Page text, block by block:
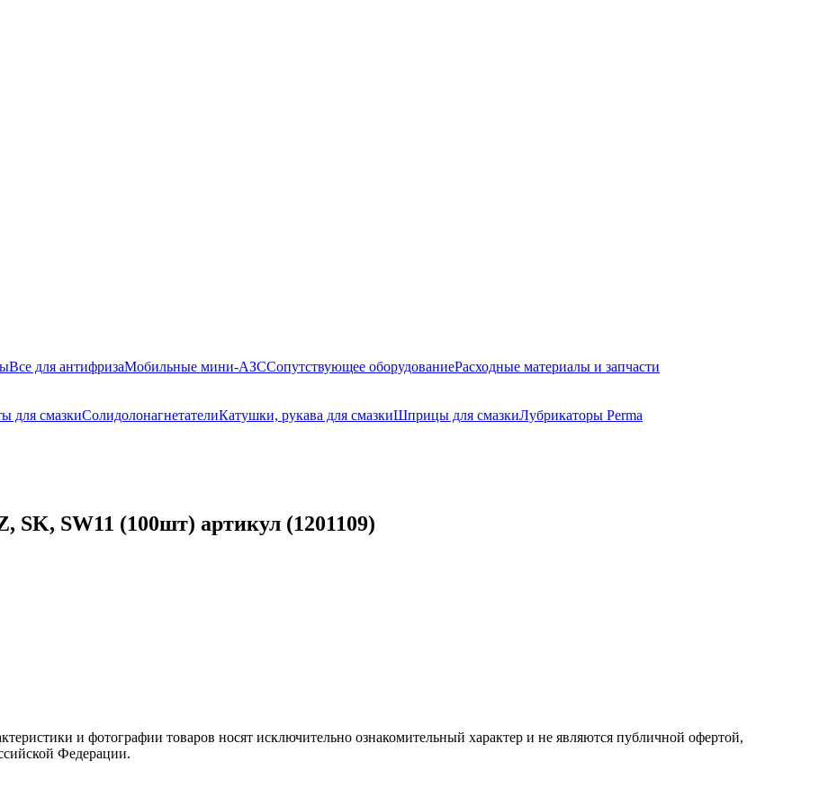
Все для антифризаМобильные мини-АЗССопутствующее оборудованиеРасходные материалы и запчасти
для смазкиСолидолонагнетателиКатушки, рукава для смазкиШприцы для смазкиЛубрикаторы Perma
SK, SW11 (100шт) артикул (1201109)
и фотографии товаров носят исключительно ознакомительный характер и не являются публичной офертой,
Федерации.